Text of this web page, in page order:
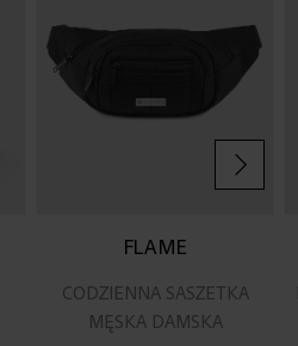
FLAME
CODZIENNA SASZETKA
MĘSKA DAMSKA